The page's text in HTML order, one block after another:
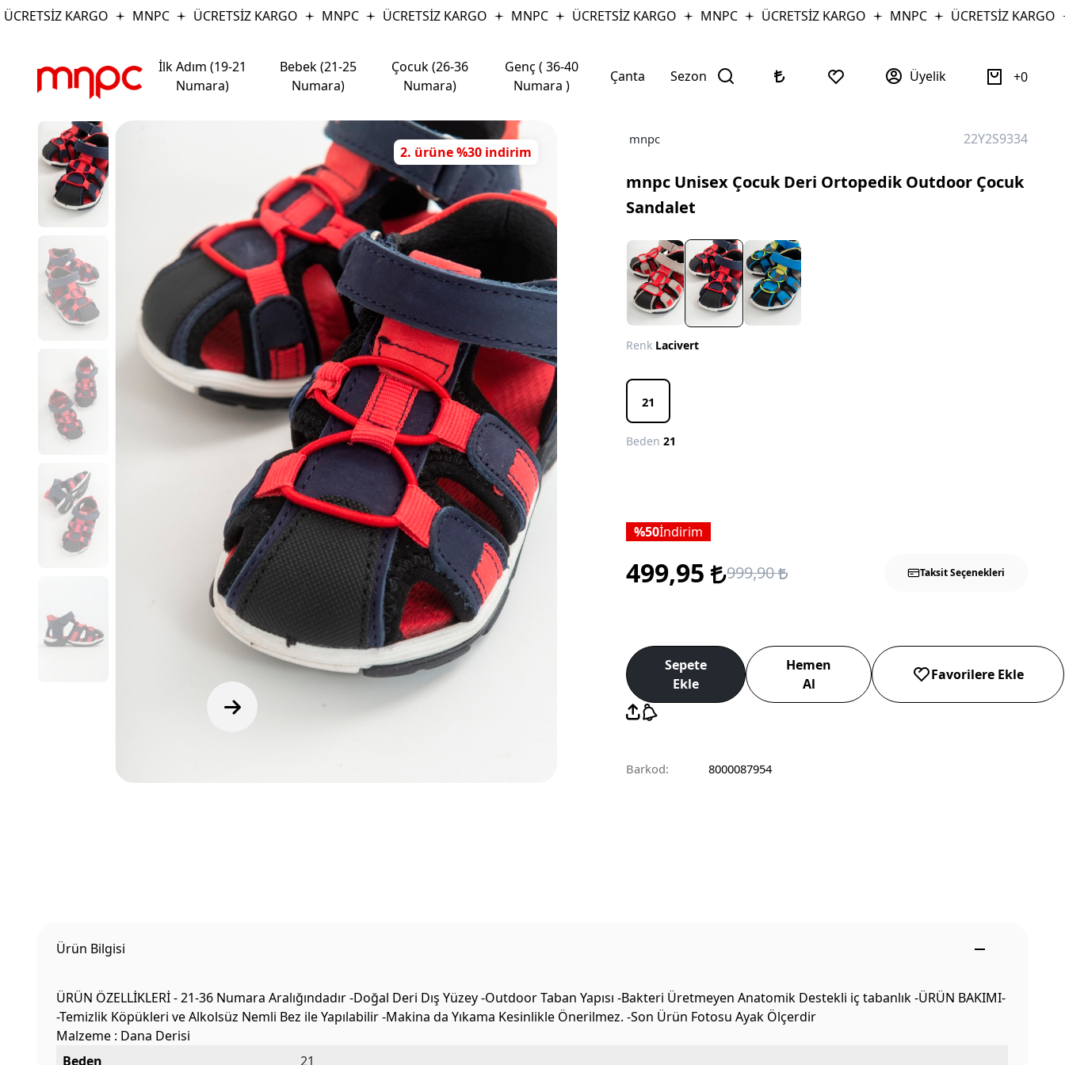
KARGO MNPC ÜCRETSİZ KARGO MNPC ÜCRETSİZ KARGO MNPC ÜCRETSİZ KARGO MNPC ÜCRETSİZ KARGO MNPC ÜCRETSİZ KARGO
İlk Adım (19-21
Numara)
Bebek (21-25
Numara)
Çocuk (26-36
Numara)
Genç ( 36-40
Numara )
Çanta Sezon Üyelik 0
2. ürüne %30 indirim
mnpc 22Y2S9334
mnpc Unisex Çocuk Deri Ortopedik Outdoor Çocuk
Sandalet
Renk Lacivert
21
Beden21
50İndirim
499,95 999,90 Taksit Seçenekleri
Sepete
Ekle
Hemen
Al
Favorilere Ekle
Barkod: 8000087954
Ürün Bilgisi
ÜRÜN ÖZELLİKLERİ - 21-36 Numara Aralığındadır -Doğal Deri Dış Yüzey -Outdoor Taban Yapısı -Bakteri Üretmeyen Anatomik Destekli iç tabanlık -ÜRÜN BAKIMI-
-Temizlik Köpükleri ve Alkolsüz Nemli Bez ile Yapılabilir -Makina da Yıkama Kesinlikle Önerilmez. -Son Ürün Fotosu Ayak Ölçerdir
Malzeme : Dana Derisi
Beden
21